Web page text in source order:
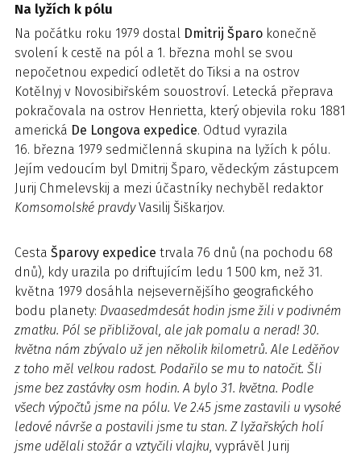
Na lyžích k pólu
Na počátku roku 1979 dostal Dmitrij Šparo konečně
svolení k cestě na pól a 1. března mohl se svou
nepočetnou expedicí odletět do Tiksi a na ostrov
Kotělnyj v Novosibiřském souostroví. Letecká přeprava
pokračovala na ostrov Henrietta, který objevila roku 1881
americká De Longova expedice. Odtud vyrazila
16. března 1979 sedmičlenná skupina na lyžích k pólu.
Jejím vedoucím byl Dmitrij Šparo, vědeckým zástupcem
Jurij Chmelevskij a mezi účastníky nechyběl redaktor
Komsomolské pravdyVasilij Šiškarjov.
Cesta Šparovy expedice trvala 76 dnů (na pochodu 68
dnů), kdy urazila po drif­tujícím ledu 1 500 km, než 31.
května 1979 dosáhla nejsevernějšího geografického
bodu planety: Dvaasedmdesát hodin jsme žili v podivném
zmatku. Pól se přibližoval, ale jak pomalu a nerad! 30.
května nám zbývalo už jen několik kilometrů. Ale Leděňov
z toho měl velkou radost. Podařilo se mu to natočit. Šli
jsme bez zastávky osm hodin. A bylo 31. května. Podle
všech výpočtů jsme na pólu. Ve 2.45 jsme zastavili u vysoké
ledové návrše a postavili jsme tu stan. Z lyžařských holí
jsme udělali stožár a vztyčili vlajku, vyprávěl Jurij